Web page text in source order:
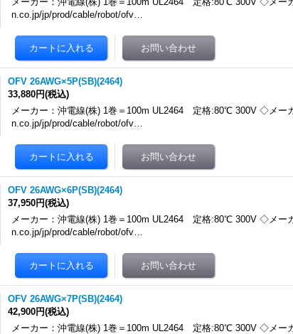
n.co.jp/jp/prod/cable/robot/ofv…
OFV 26AWG×5P(SB)(2464)
33,880円(税込)
メーカー：沖電線(株) 1巻＝100m UL2464 定格:80℃ 300V ◇メー
n.co.jp/jp/prod/cable/robot/ofv…
OFV 26AWG×6P(SB)(2464)
37,950円(税込)
メーカー：沖電線(株) 1巻＝100m UL2464 定格:80℃ 300V ◇メー
n.co.jp/jp/prod/cable/robot/ofv…
OFV 26AWG×7P(SB)(2464)
42,900円(税込)
メーカー：沖電線(株) 1巻＝100m UL2464 定格:80℃ 300V ◇メー